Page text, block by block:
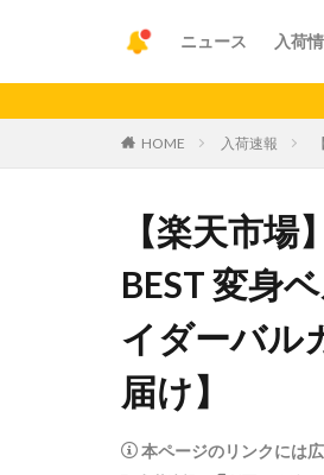
ニュース 入荷
HOME 入荷速報
【楽天市
BEST 変身
イダーバル
届け】
本ページのリンクには